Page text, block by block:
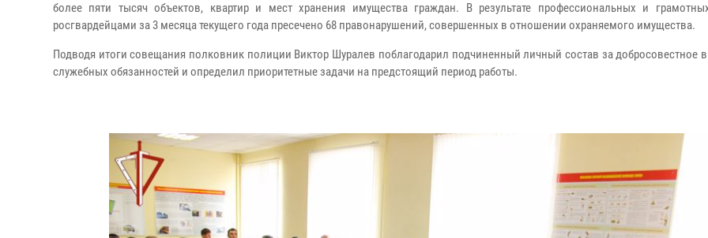
более пяти тысяч объектов, квартир и мест хранения имущества граждан. В результате профессиональных и
росгвардейцами за 3 месяца текущего года пресечено 68 правонарушений, совершенных в отношении охраняемого имущества.
Подводя итоги совещания полковник полиции Виктор Шуралев поблагодарил подчиненный личный состав за добросовестное
служебных обязанностей и определил приоритетные задачи на предстоящий период работы.